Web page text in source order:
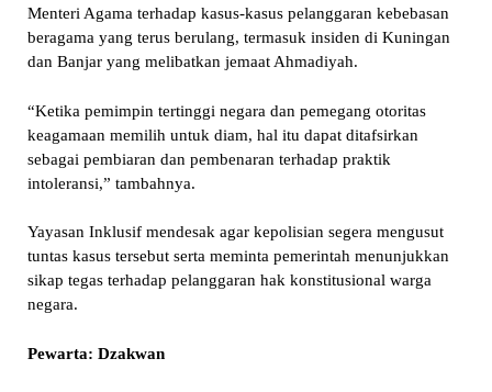
Menteri Agama terhadap kasus-kasus pelanggaran kebebasan
beragama yang terus berulang, termasuk insiden di Kuningan
dan Banjar yang melibatkan jemaat Ahmadiyah.
“Ketika pemimpin tertinggi negara dan pemegang otoritas
keagamaan memilih untuk diam, hal itu dapat ditafsirkan
sebagai pembiaran dan pembenaran terhadap praktik
intoleransi,” tambahnya.
Yayasan Inklusif mendesak agar kepolisian segera mengusut
tuntas kasus tersebut serta meminta pemerintah menunjukkan
sikap tegas terhadap pelanggaran hak konstitusional warga
negara.
Pewarta: Dzakwan